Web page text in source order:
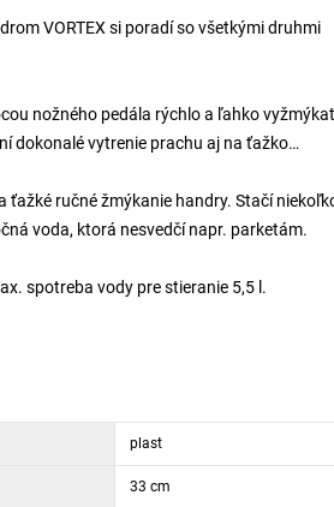
VORTEX si poradí so všetkými druhmi
nožného pedála rýchlo a ľahko
dokonalé vytrenie prachu aj na ťažko
ťažké ručné žmýkanie handry. Stačí
voda, ktorá nesvedčí napr. parketám.
spotreba vody pre stieranie 5,5 l.
plast
33 cm